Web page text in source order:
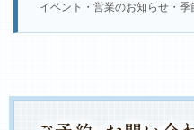
イベント・営業のお知らせ・季